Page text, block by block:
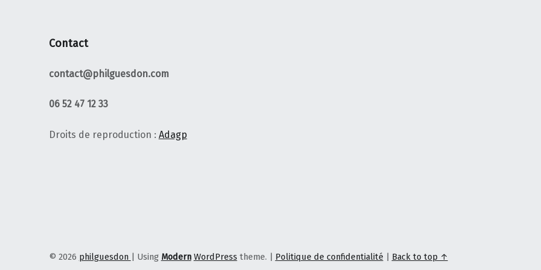
Contact
contact@philguesdon.com
06 52 47 12 33
Droits de reproduction : Adagp
© 2026 philguesdon | Using Modern WordPress theme. | Politique de confidentialité | Back to top ↑